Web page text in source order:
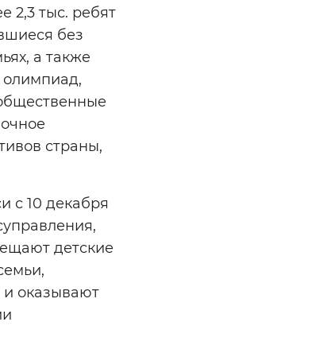
2,3 тыс. ребят
без
а также
олимпиад,
страны,
с 10 декабря
детские
оказывают